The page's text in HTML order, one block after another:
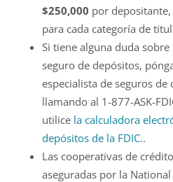
$250,000 por
para cada categoría de
Si tiene alguna duda
seguro de depósitos,
especialista de seguros de
llamando al 1-877-ASK-
utilice la calculadora
depósitos de la FDIC..
Las cooperativas de
aseguradas por la